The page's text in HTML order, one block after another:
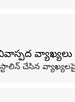
వ్యాఖ్యలు
చేసిన